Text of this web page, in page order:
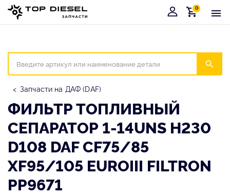
Корзина
0
Запчасти на ДАФ (DAF)
ФИЛЬТР ТОПЛИВНЫЙ
СЕПАРАТОР 1-14UNS H230
D108 DAF CF75/85
XF95/105 EUROIII FILTRON
PP9671